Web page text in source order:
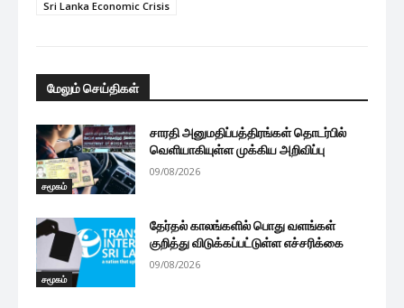
Sri Lanka Economic Crisis
மேலும் செய்திகள்
சமூகம்
சாரதி அனுமதிப்பத்திரங்கள் தொடர்பில்
வெளியாகியுள்ள முக்கிய அறிவிப்பு
09/08/2026
சமூகம்
தேர்தல் காலங்களில் பொது வளங்கள்
குறித்து விடுக்கப்பட்டுள்ள எச்சரிக்கை
09/08/2026